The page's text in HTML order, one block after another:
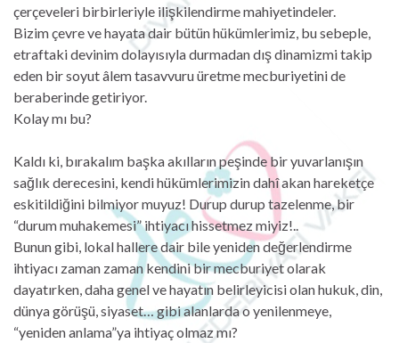
çerçeveleri birbirleriyle ilişkilendirme mahiyetindeler.
Bizim çevre ve hayata dair bütün hükümlerimiz, bu sebeple,
etraftaki devinim dolayısıyla durmadan dış dinamizmi takip
eden bir soyut âlem tasavvuru üretme mecburiyetini de
beraberinde getiriyor.
Kolay mı bu?
Kaldı ki, bırakalım başka akılların peşinde bir yuvarlanışın
sağlık derecesini, kendi hükümlerimizin dahî akan hareketçe
eskitildiğini bilmiyor muyuz! Durup durup tazelenme, bir
“durum muhakemesi” ihtiyacı hissetmez miyiz!..
Bunun gibi, lokal hallere dair bile yeniden değerlendirme
ihtiyacı zaman zaman kendini bir mecburiyet olarak
dayatırken, daha genel ve hayatın belirleyicisi olan hukuk, din,
dünya görüşü, siyaset… gibi alanlarda o yenilenmeye,
“yeniden anlama”ya ihtiyaç olmaz mı?